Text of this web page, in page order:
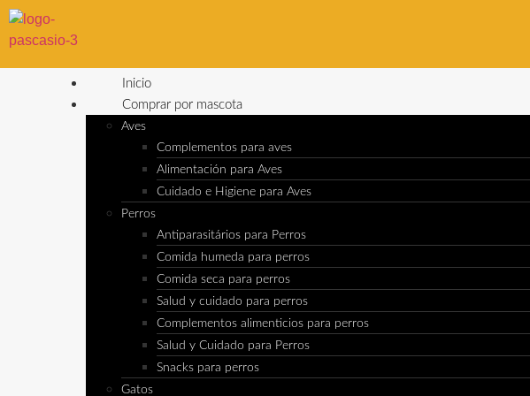
Inicio
Comprar por mascota
Aves
Complementos para aves
Alimentación para Aves
Cuidado e Higiene para Aves
Perros
Antiparasitários para Perros
Comida humeda para perros
Comida seca para perros
Salud y cuidado para perros
Complementos alimenticios para perros
Salud y Cuidado para Perros
Snacks para perros
Gatos